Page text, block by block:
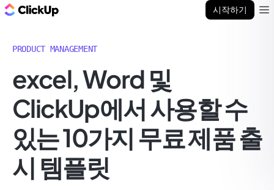
시작하기
PRODUCT MANAGEMENT
excel, Word 및
ClickUp에서 사용할 수
있는 10가지 무료 제품 출
시 템플릿